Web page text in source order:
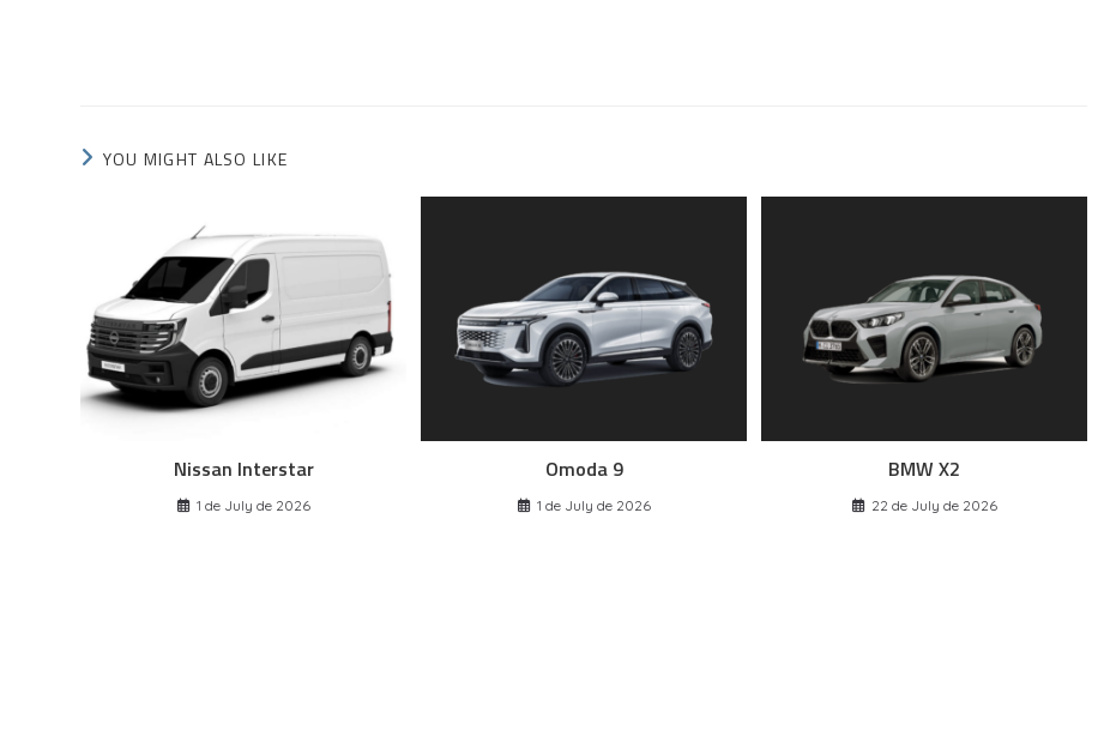
YOU MIGHT ALSO LIKE
Nissan Interstar
1 de July de 2026
Omoda 9
1 de July de 2026
BMW X2
22 de July de 2026